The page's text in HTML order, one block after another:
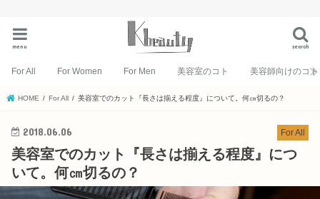
search
menu
For All For Women For Men 美容室のコト 美容師向けのコト
HOME For All 美容室でのカット『長さは揃える程度』について。何㎝切るの？
For All
2018.06.06
美容室でのカット『長さは揃える程度』につ
いて。何㎝切るの？